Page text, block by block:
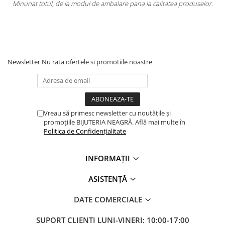
la calitatea produselor.
Totul la superlativ! Produsul, fix
Newsletter Nu rata ofertele si promotiile noastre
Vreau să primesc newsletter cu noutățile și
promoțiile BIJUTERIA NEAGRĂ. Află mai multe în
Politica de Confidențialitate
INFORMAȚII
ASISTENȚĂ
DATE COMERCIALE
SUPORT CLIENTI LUNI-VINERI: 10:00-17:00